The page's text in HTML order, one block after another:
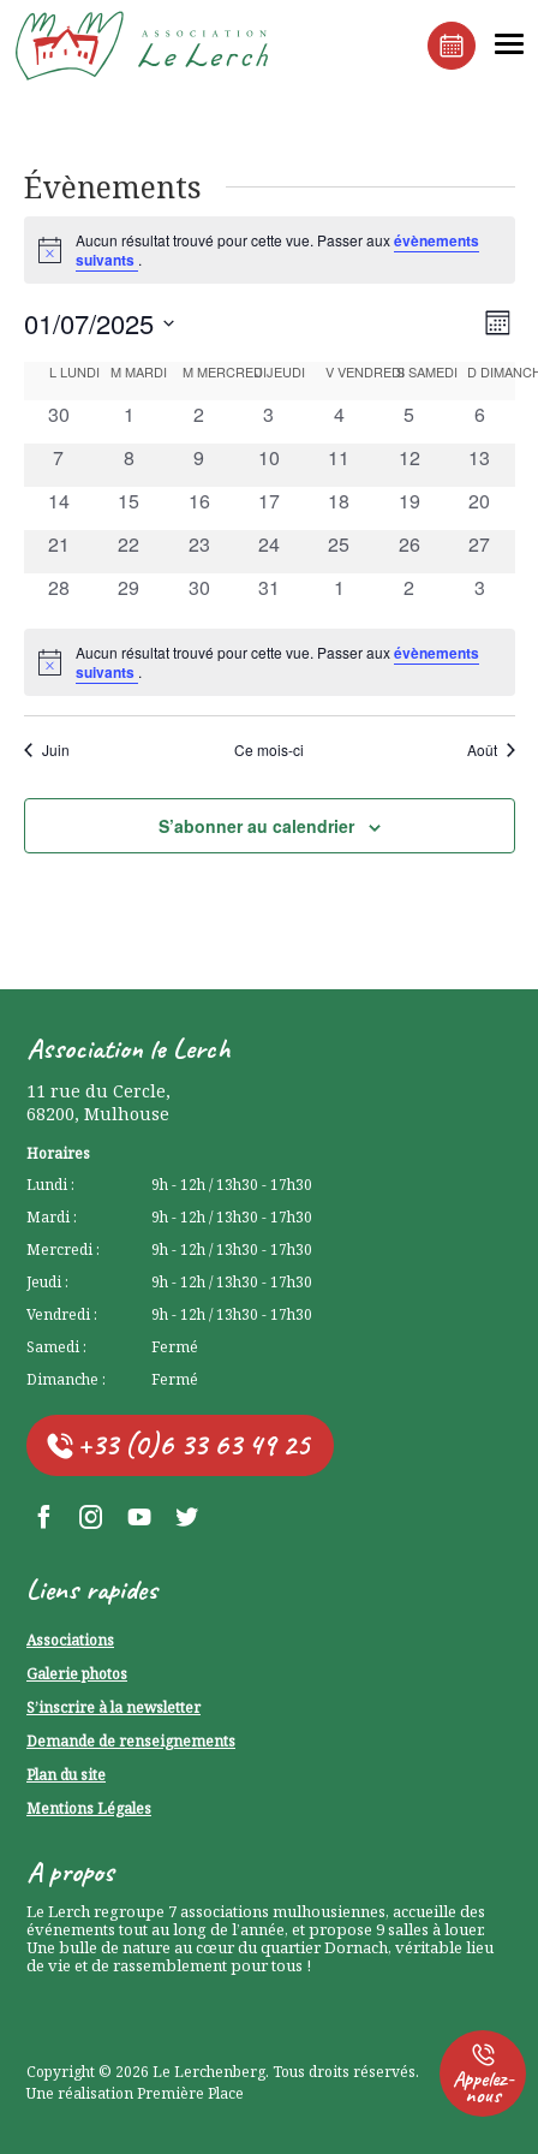
Le Lerchenberg Association à Mulhouse Dornach
Réserver
Évènements
Notice
Aucun résultat trouvé pour cette vue. Passer auxévènements
suivants .
Mois
01/07/2025
date.
Calendrier
de
L LUNDI MMARDI MMERCREDI
JJEUDI VVENDREDISSAMEDI D
0
30
0
1
0
2
0
3
0
4
0
5
0
6
0
7
0
8
0
9
0
10
0
11
0
12
0
13
0
14
0
15
0
16
0
17
0
18
0
19
0
20
0
21
0
22
0
23
0
24
0
25
0
26
0
27
0
28
0
29
0
30
0
31
0
1
0
2
0
3
Notice
Aucun résultat trouvé pour cette vue. Passer auxévènements
suivants .
Juin Ce mois-ci Août
S’abonner au calendrier
Association le Lerch
11 rue du Cercle,
68200, Mulhouse
Horaires
Lundi :
9h - 12h / 13h30 - 17h30
Mardi :
9h - 12h / 13h30 - 17h30
Mercredi :
9h - 12h / 13h30 - 17h30
Jeudi :
9h - 12h / 13h30 - 17h30
Vendredi :
9h - 12h / 13h30 - 17h30
Samedi :
Fermé
Dimanche :
Fermé
+33 (0)6 33 63 49 25
Facebook Lerchenberg
Instagram Lerchenberg
YouTube Lerchenberg
Twitter Lerchenberg
Liens rapides
Associations
Galerie photos
S’inscrire à la newsletter
Demande de renseignements
Plan du site
Mentions Légales
A propos
Le Lerch regroupe 7 associations mulhousiennes, accueille des
événements tout au long de l’année, et propose 9 salles à louer.
Une bulle de nature au cœur du quartier Dornach, véritable lieu
de vie et de rassemblement pour tous !
Copyright © 2026 Le Lerchenberg. Tous droits réservés.
Une réalisationPremière Place
Appelez-
nous